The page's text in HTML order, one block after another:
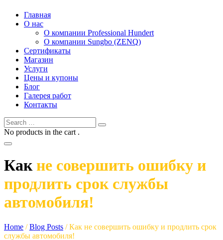
Главная
О нас
О компании Professional Hundert
О компании Sungbo (ZENQ)
Сертификаты
Магазин
Услуги
Цены и купоны
Блог
Галерея работ
Контакты
No products in the cart .
Какне совершить ошибку и
продлить срок службы
автомобиля!
Home /Blog Posts /Как не совершить ошибку и продлить срок
службы автомобиля!